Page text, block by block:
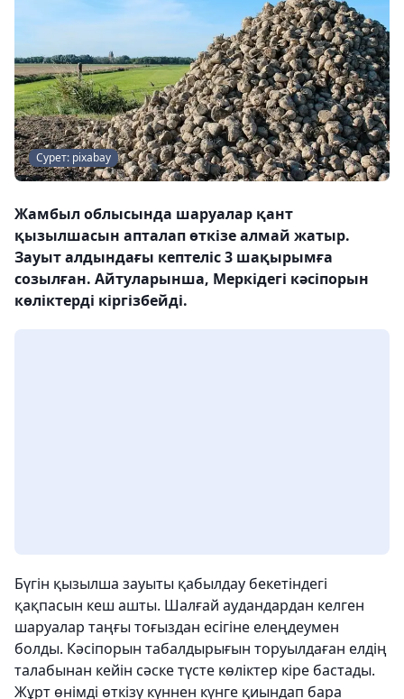
Сурет: pixabay
Жамбыл облысында шаруалар қант
қызылшасын апталап өткізе алмай жатыр.
Зауыт алдындағы кептеліс 3 шақырымға
созылған. Айтуларынша, Меркідегі кәсіпорын
көліктерді кіргізбейді.
Бүгін қызылша зауыты қабылдау бекетіндегі
қақпасын кеш ашты. Шалғай аудандардан келген
шаруалар таңғы тоғыздан есігіне елеңдеумен
болды. Кәсіпорын табалдырығын торуылдаған елдің
талабынан кейін сәске түсте көліктер кіре бастады.
Жұрт өнімді өткізу күннен күнге қиындап бара